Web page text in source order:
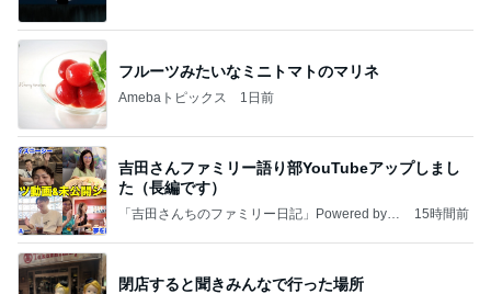
フルーツみたいなミニトマトのマリネ
Amebaトピックス 1日前
吉田さんファミリー語り部YouTubeアップしまし
た（長編です）
「吉田さんちのファミリー日記」Powered by A
15時間前
閉店すると聞きみんなで行った場所